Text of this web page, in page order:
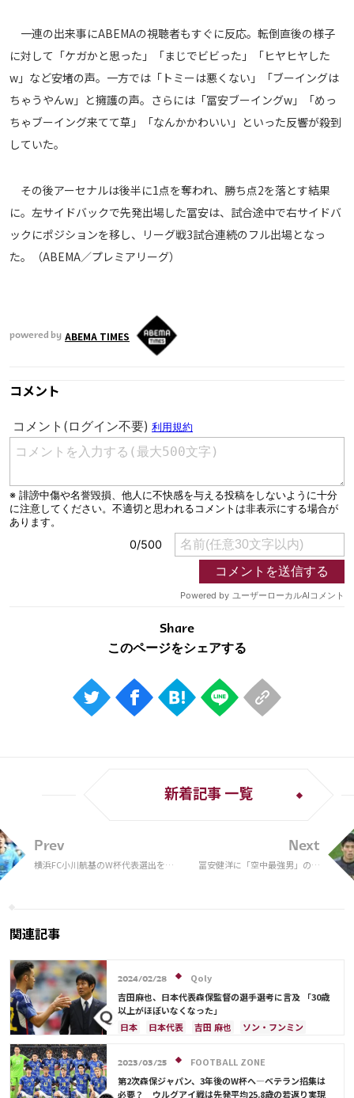
一連の出来事にABEMAの視聴者もすぐに反応。転倒直後の様子
に対して「ケガかと思った」「まじでビビった」「ヒヤヒヤした
w」など安堵の声。一方では「トミーは悪くない」「ブーイングは
ちゃうやんw」と擁護の声。さらには「冨安ブーイングw」「めっ
ちゃブーイング来てて草」「なんかかわいい」といった反響が殺到
していた。
その後アーセナルは後半に1点を奪われ、勝ち点2を落とす結果
に。左サイドバックで先発出場した冨安は、試合途中で右サイドバ
ックにポジションを移し、リーグ戦3試合連続のフル出場となっ
た。（ABEMA／プレミアリーグ）
powered by ABEMA TIMES
コメント
Share
Prev
横浜FC小川航基のW杯代表選出をワ
新着記事 一覧
Next
冨安健洋に「空中最強男」の称
関連記事
2024/02/28
Qoly
吉田麻也、日本代表森保監督の選手選考に言及 「30歳
以上がほぼいなくなった」
日本
日本代表 吉田 麻也
ソン・フンミン
冨安 健洋
2023/03/25
FOOTBALL ZONE
第2次森保ジャパン、3年後のW杯へ―ベテラン招集は
必要？ ウルグアイ戦は先発平均25.8歳の若返り実現